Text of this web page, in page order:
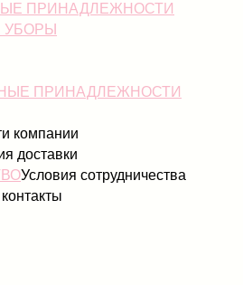
ПРИНАДЛЕЖНОСТИ
УБОРЫ
ПРИНАДЛЕЖНОСТИ
компании
доставки
Условия сотрудничества